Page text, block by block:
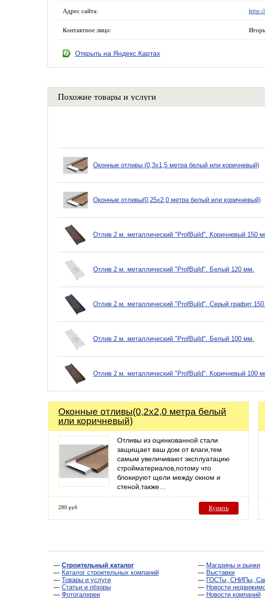
Адрес сайта:
Контактное лицо: Игорь
Открыть на Яндекс.Картах
Похожие товары и услуги
Оконные отливы (0,3х1,5 метра белый или коричневый)
Оконные отливы(0,25х2,0 метра белый или коричневый)
Отлив 2 м. металлический "ProfBuild". Коричневый 150
Отлив 2 м. металлический "ProfBuild". Белый 120 мм.
Отлив 2 м. металлический "ProfBuild". Серый графит
Отлив 2 м. металлический "ProfBuild". Белый 100 мм.
Отлив 2 м. металлический "ProfBuild". Коричневый 100
Оконные отливы(0,2х2,0 метра белый
или коричневый)
Отливы из оцинкованной стали
защищает ваш дом от влаги,тем
самым увеличивают эксплуатацию
стройматериалов,потому что
блокируют щели между окном и
стеной,также…
280 руб Купить
— Строительный каталог
— Каталог строительных компаний
— Товары и услуги
— Статьи и обзоры
— Фотогалереи
— Магазины и рынки
— Выставки
— ГОСТы, СНИПы,
— Новости
— Новости компаний